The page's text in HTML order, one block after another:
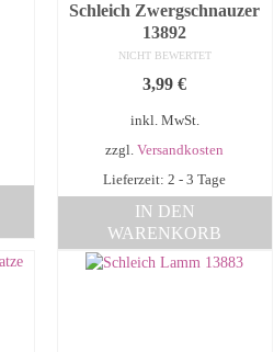
Schleich Zwergschnauzer
13892
NICHT BEWERTET
3,99€
inkl. MwSt.
zzgl.Versandkosten
Lieferzeit: 2 - 3 Tage
IN DEN
WARENKORB